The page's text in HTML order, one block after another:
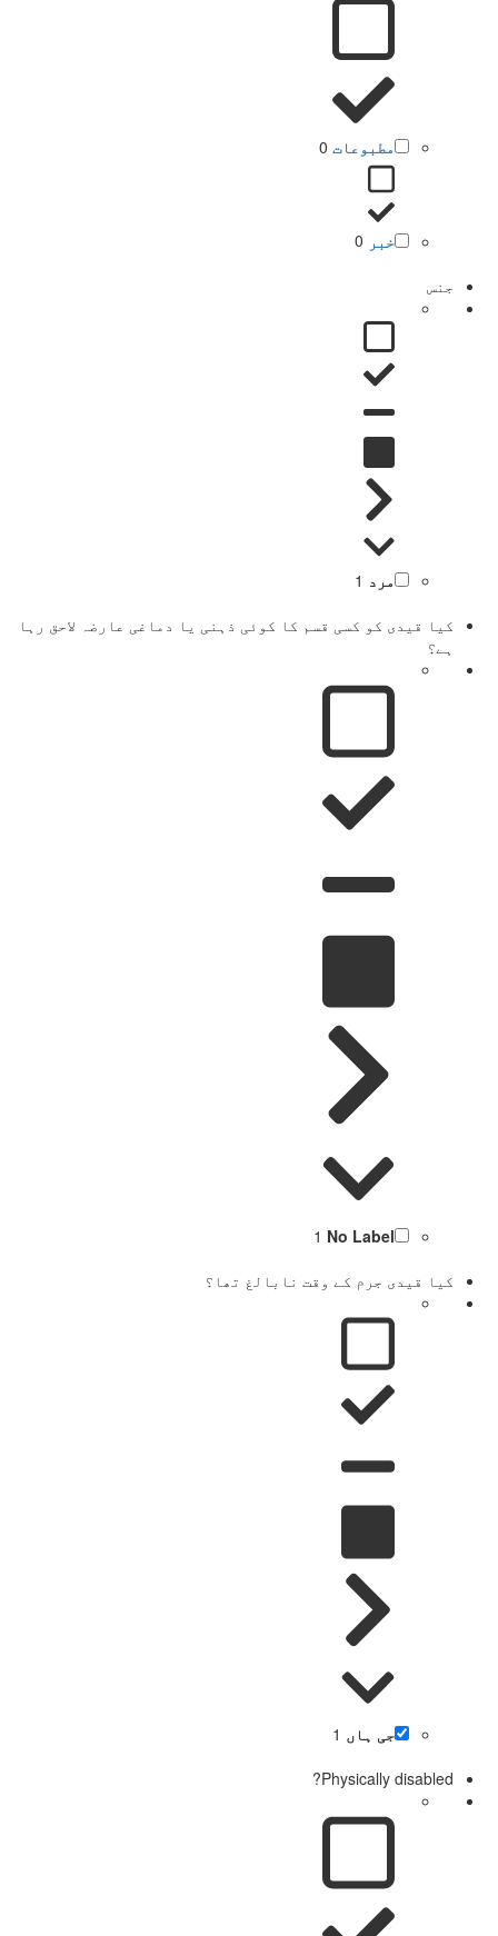
مطبوعات 0
خبر 0
جنس
مرد 1
کیا قیدی کو کسی قسم کا کوئی ذہنی یا دماغی عارضہ لاحق رہا
ہے؟
No Label
1
کیا قیدی جرم کے وقت نابالغ تھا؟
جی ہاں 1
Physically disabled?